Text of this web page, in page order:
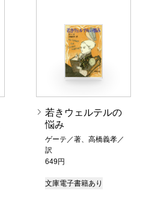
若きウェルテルの
悩み
ゲーテ／著、高橋義孝／
訳
649円
文庫電子書籍あり